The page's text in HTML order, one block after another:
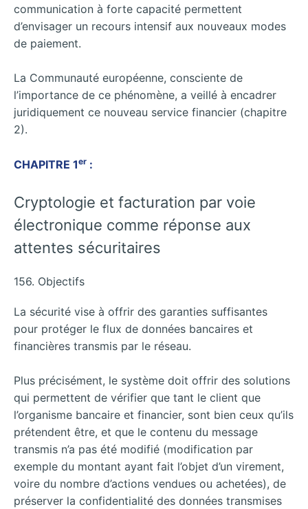
communication à forte capacité permettent
d’envisager un recours intensif aux nouveaux modes
de paiement.
La Communauté européenne, consciente de
l’importance de ce phénomène, a veillé à encadrer
juridiquement ce nouveau service financier (chapitre
2).
CHAPITRE 1er :
Cryptologie et facturation par voie
électronique comme réponse aux
attentes sécuritaires
156. Objectifs
La sécurité vise à offrir des garanties suffisantes
pour protéger le flux de données bancaires et
financières transmis par le réseau.
Plus précisément, le système doit offrir des solutions
qui permettent de vérifier que tant le client que
l’organisme bancaire et financier, sont bien ceux qu’ils
prétendent être, et que le contenu du message
transmis n’a pas été modifié (modification par
exemple du montant ayant fait l’objet d’un virement,
voire du nombre d’actions vendues ou achetées), de
préserver la confidentialité des données transmises